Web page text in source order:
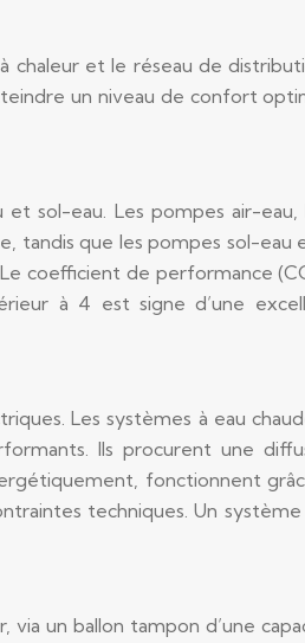
chaleur et le réseau de
un niveau de confort
sol-eau. Les pompes air-eau,
tandis que les pompes sol-eau
coefficient de performance
à 4 est signe d’une
Les systèmes à eau
Ils procurent une
fonctionnent
techniques. Un
un ballon tampon d’une